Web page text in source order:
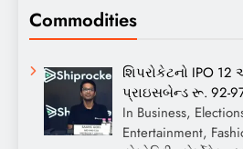
Commodities
શિપરોકેટનો IPO
પ્રાઇસબેન્ડ રૂ. 92-
In Business,
Entertainment,